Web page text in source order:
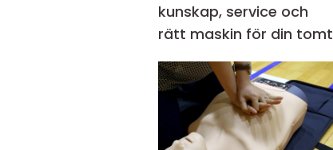
kunskap, service och
rätt maskin för din tomt